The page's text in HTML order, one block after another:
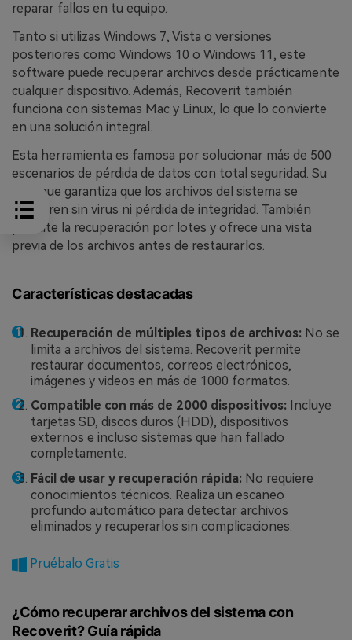
reparar fallos en tu equipo.
Tanto si utilizas Windows 7, Vista o versiones
posteriores como Windows 10 o Windows 11, este
software puede recuperar archivos desde prácticamente
cualquier dispositivo. Además, Recoverit también
funciona con sistemas Mac y Linux, lo que lo convierte
en una solución integral.
Esta herramienta es famosa por solucionar más de 500
escenarios de pérdida de datos con total seguridad. Su
enfoque garantiza que los archivos del sistema se
restauren sin virus ni pérdida de integridad. También
permite la recuperación por lotes y ofrece una vista
previa de los archivos antes de restaurarlos.
Características destacadas
Recuperación de múltiples tipos de archivos: No se
limita a archivos del sistema. Recoverit permite
restaurar documentos, correos electrónicos,
imágenes y videos en más de 1000 formatos.
Compatible con más de 2000 dispositivos: Incluye
tarjetas SD, discos duros (HDD), dispositivos
externos e incluso sistemas que han fallado
completamente.
Fácil de usar y recuperación rápida: No requiere
conocimientos técnicos. Realiza un escaneo
profundo automático para detectar archivos
eliminados y recuperarlos sin complicaciones.
Pruébalo Gratis
¿Cómo recuperar archivos del sistema con
Recoverit? Guía rápida